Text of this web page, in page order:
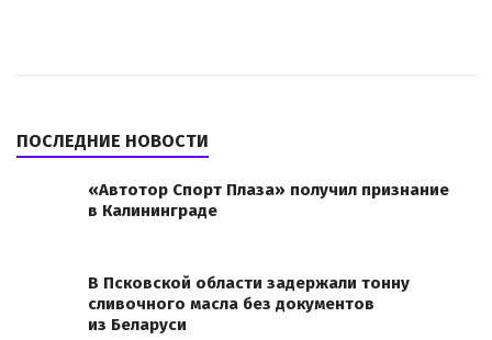
ПОСЛЕДНИЕ НОВОСТИ
«Автотор Спорт Плаза» получил признание
в Калининграде
В Псковской области задержали тонну
сливочного масла без документов
из Беларуси